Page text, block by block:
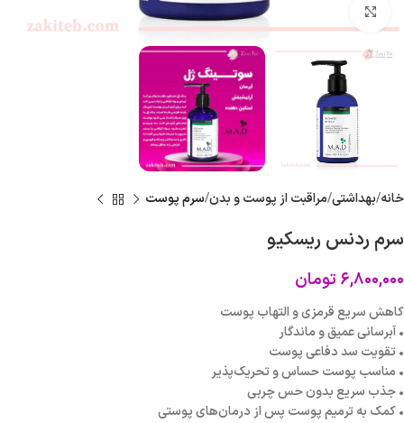
برای بزرگنمایی کلیک کنید
خانه بهداشتی مراقبت از پوست و بدن سرم پوست
سرم ردنس ریسکیو
۶,۸۰۰,۰۰۰ تومان
کاهش سریع قرمزی و التهاب پوست
• آبرسانی عمیق و ماندگار
• تقویت سد دفاعی پوست
• مناسب پوست حساس و تحریک‌پذیر
• جذب سریع بدون حس چربی
• کمک به ترمیم پوست پس از درمان‌های پوستی